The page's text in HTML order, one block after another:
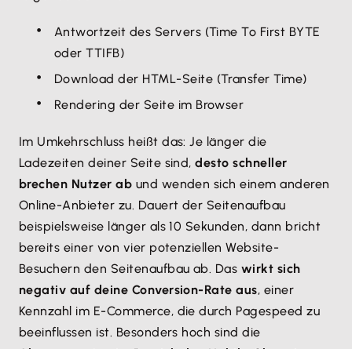
Antwortzeit des Servers (Time To First BYTE
oder TTIFB)
Download der HTML-Seite (Transfer Time)
Rendering der Seite im Browser
Im Umkehrschluss heißt das: Je länger die
Ladezeiten deiner Seite sind,desto schneller
brechen Nutzer ab und wenden sich einem anderen
Online-Anbieter zu. Dauert der Seitenaufbau
beispielsweise länger als 10 Sekunden, dann bricht
bereits einer von vier potenziellen Website-
Besuchern den Seitenaufbau ab. Das wirkt sich
negativ auf deine Conversion-Rate aus, einer
Kennzahl im E-Commerce, die durch Pagespeed zu
beeinflussen ist. Besonders hoch sind die